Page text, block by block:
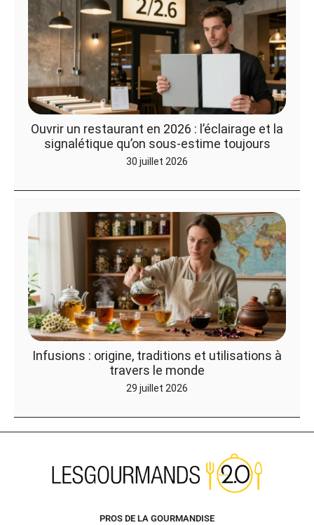
Ouvrir un restaurant en 2026 : l’éclairage et la
signalétique qu’on sous-estime toujours
30 juillet 2026
Infusions : origine, traditions et utilisations à
travers le monde
29 juillet 2026
PROS DE LA GOURMANDISE